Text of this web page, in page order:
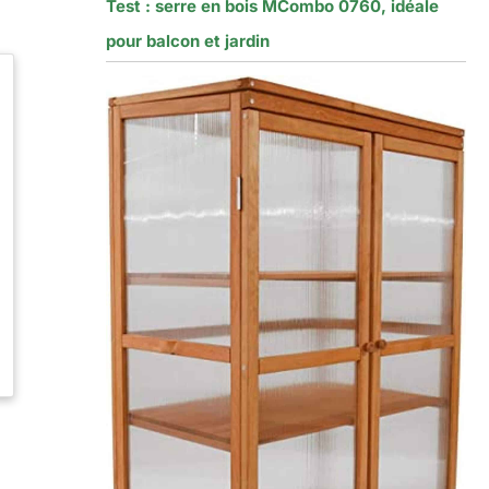
Test : serre en bois MCombo 0760, idéale
pour balcon et jardin